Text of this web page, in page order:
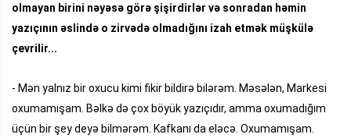
olmayan birini nəyəsə görə şişirdirlər və sonradan həmin
yazıçının əslində o zirvədə olmadığını izah etmək müşkülə
çevrilir...
- Mən yalnız bir oxucu kimi fikir bildirə bilərəm. Məsələn, Markesi
oxumamışam. Bəlkə də çox böyük yazıçıdır, amma oxumadığım
üçün bir şey deyə bilmərəm. Kafkanı da eləcə. Oxumamışam.